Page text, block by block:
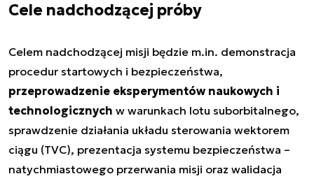
Cele nadchodzącej próby
Celem nadchodzącej misji będzie m.in. demonstracja
procedur startowych i bezpieczeństwa,
przeprowadzenie eksperymentów naukowych i
technologicznych w warunkach lotu suborbitalnego,
sprawdzenie działania układu sterowania wektorem
ciągu (TVC), prezentacja systemu bezpieczeństwa –
natychmiastowego przerwania misji oraz walidacja